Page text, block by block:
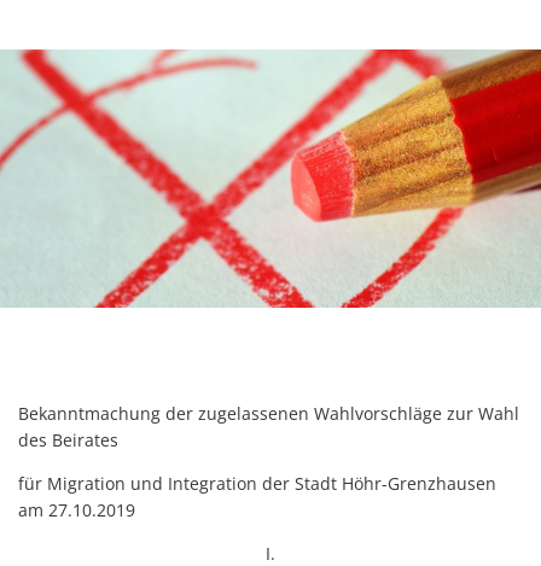
Bekanntmachung der zugelassenen Wahlvorschläge zur Wahl
des Beirates
für Migration und Integration der Stadt Höhr-Grenzhausen
am 27.10.2019
I.